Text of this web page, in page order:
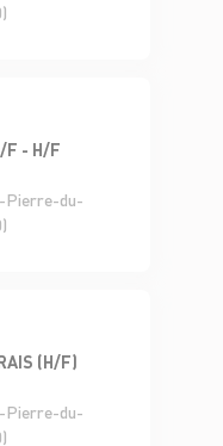
F - H/F
Pierre-du-
(H/F)
Pierre-du-